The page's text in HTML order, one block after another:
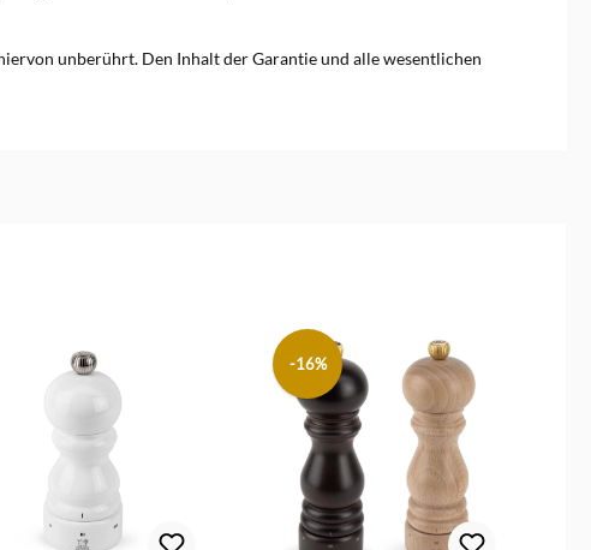
unberührt. Den Inhalt der Garantie und alle wesentlichen
-16%